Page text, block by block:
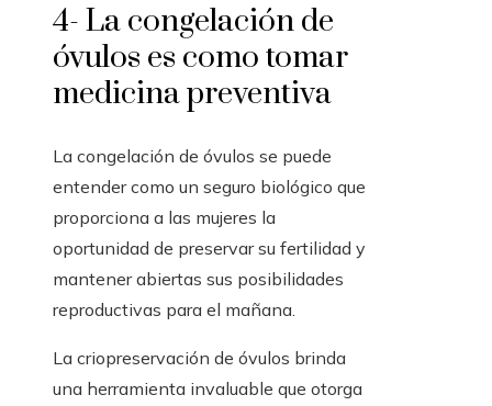
4- La congelación de
óvulos es como tomar
medicina preventiva
La congelación de óvulos se puede
entender como un seguro biológico que
proporciona a las mujeres la
oportunidad de preservar su fertilidad y
mantener abiertas sus posibilidades
reproductivas para el mañana.
La criopreservación de óvulos brinda
una herramienta invaluable que otorga